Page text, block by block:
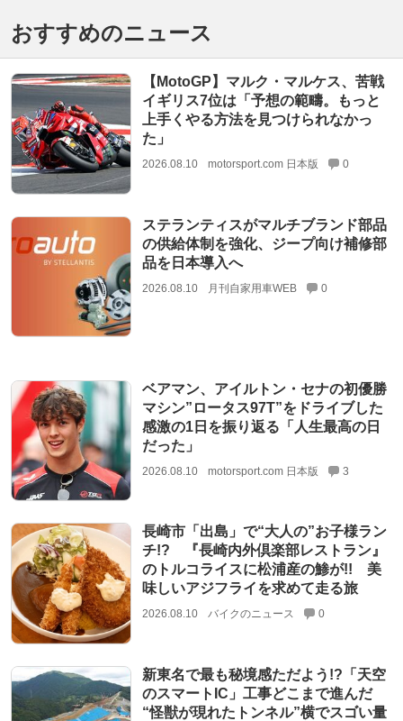
おすすめのニュース
【MotoGP】マルク・マルケス、苦戦
イギリス7位は「予想の範疇。もっと
上手くやる方法を見つけられなかっ
た」
2026.08.10 motorsport.com 日本版 0
ステランティスがマルチブランド部品
の供給体制を強化、ジープ向け補修部
品を日本導入へ
2026.08.10 月刊自家用車WEB 0
ベアマン、アイルトン・セナの初優勝
マシン”ロータス97T”をドライブした
感激の1日を振り返る「人生最高の日
だった」
2026.08.10 motorsport.com 日本版 3
長崎市「出島」で“大人の”お子様ラン
チ!? 『長崎内外倶楽部レストラン』
のトルコライスに松浦産の鯵が!! 美
味しいアジフライを求めて走る旅
2026.08.10 バイクのニュース 0
新東名で最も秘境感ただよう!?「天空
のスマートIC」工事どこまで進んだ
“怪獣が現れたトンネル”横でスゴい量